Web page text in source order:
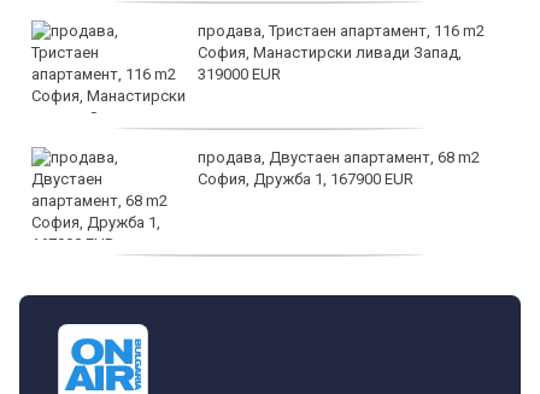
продава, Тристаен апартамент, 116 m2
София, Манастирски ливади Запад,
319000 EUR
продава, Двустаен апартамент, 68 m2
София, Дружба 1, 167900 EUR